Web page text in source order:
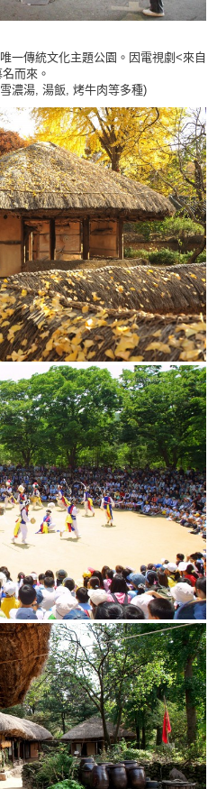
一傳統文化主題公園。因電視劇<來自
而來。
濃湯, 湯飯, 烤牛肉等多種)